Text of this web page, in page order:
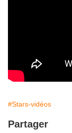
#Stars-vidéos
Partager